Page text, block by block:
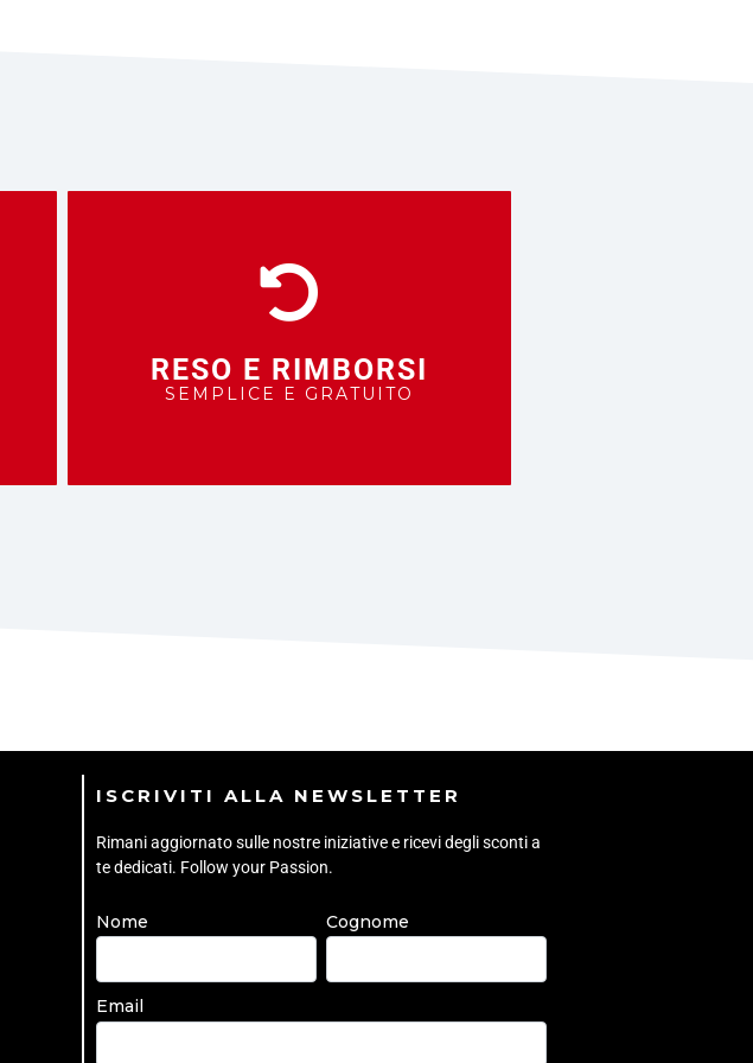
RESO E RIMBORSI
SEMPLICE E GRATUITO
ISCRIVITI ALLA NEWSLETTER
Rimani aggiornato sulle nostre iniziative e ricevi degli sconti a
te dedicati. Follow your Passion.
Nome Cognome
Email